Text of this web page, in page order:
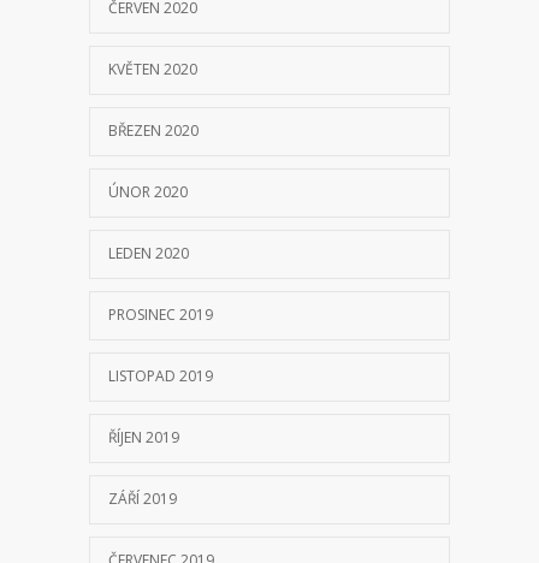
ČERVEN 2020
KVĚTEN 2020
BŘEZEN 2020
ÚNOR 2020
LEDEN 2020
PROSINEC 2019
LISTOPAD 2019
ŘÍJEN 2019
ZÁŘÍ 2019